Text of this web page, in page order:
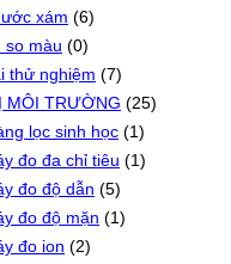
xám (6)
so màu (0)
thử nghiệm (7)
MÔI TRƯỜNG (25)
lọc sinh học (1)
đo đa chỉ tiêu (1)
đo độ dẫn (5)
đo độ mặn (1)
đo ion (2)